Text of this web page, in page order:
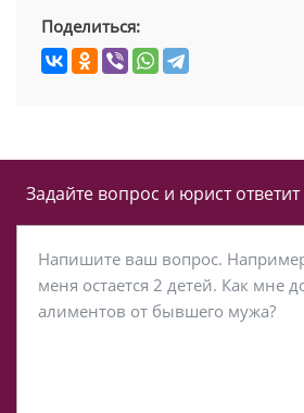
Поделиться:
Задайте вопрос и юрист